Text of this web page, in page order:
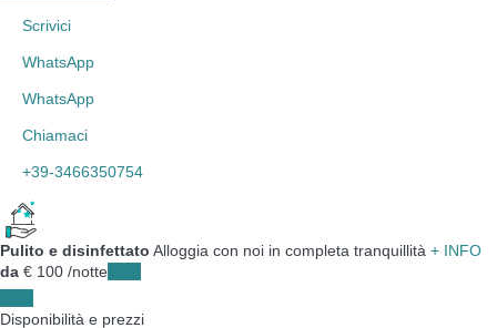
Scrivici
WhatsApp
WhatsApp
Chiamaci
+39-3466350754
Pulito e disinfettato Alloggia con noi in completa tranquillità + INFO
da € 100 /notte
Disponibilità e prezzi